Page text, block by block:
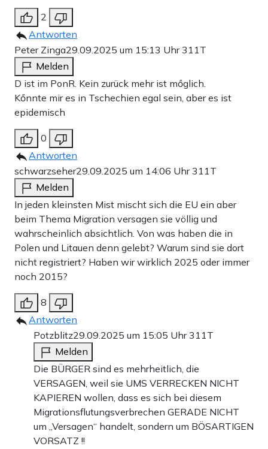
2
Antworten
Peter Zinga29.09.2025 um 15:13 Uhr311T
Melden
D ist im PonR. Kein zurück mehr ist mőglich.
Kőnnte mir es in Tschechien egal sein, aber es ist
epidemisch
0
Antworten
schwarzseher29.09.2025 um 14:06 Uhr311T
Melden
In jeden kleinsten Mist mischt sich die EU ein aber
beim Thema Migration versagen sie völlig und
wahrscheinlich absichtlich. Von was haben die in
Polen und Litauen denn gelebt? Warum sind sie dort
nicht registriert? Haben wir wirklich 2025 oder immer
noch 2015?
8
Antworten
Potzblitz29.09.2025 um 15:05 Uhr311T
Melden
Die BÜRGER sind es mehrheitlich, die
VERSAGEN, weil sie UMS VERRECKEN NICHT
KAPIEREN wollen, dass es sich bei diesem
Migrationsflutungsverbrechen GERADE NICHT
um „Versagen“ handelt, sondern um BÖSARTIGEN
VORSATZ !!